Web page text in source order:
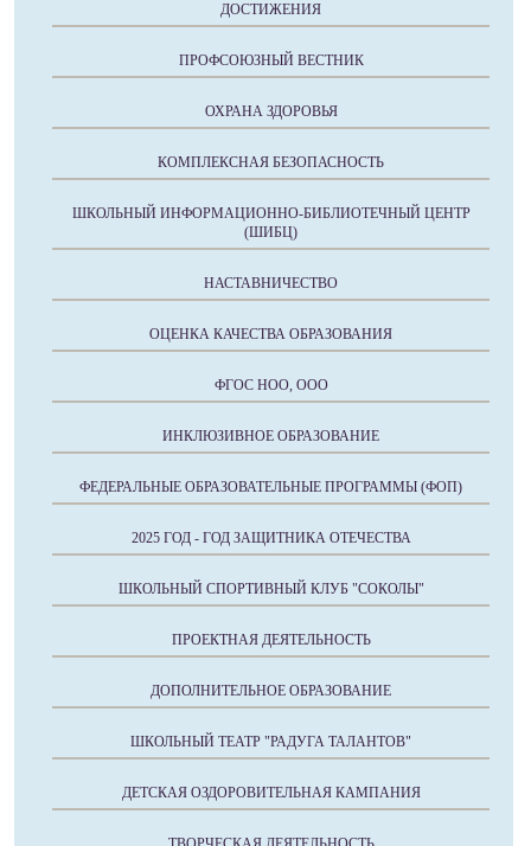
ДОСТИЖЕНИЯ
ПРОФСОЮЗНЫЙ ВЕСТНИК
ОХРАНА ЗДОРОВЬЯ
КОМПЛЕКСНАЯ БЕЗОПАСНОСТЬ
ШКОЛЬНЫЙ ИНФОРМАЦИОННО-БИБЛИОТЕЧНЫЙ ЦЕНТР
(ШИБЦ)
НАСТАВНИЧЕСТВО
ОЦЕНКА КАЧЕСТВА ОБРАЗОВАНИЯ
ФГОС НОО, ООО
ИНКЛЮЗИВНОЕ ОБРАЗОВАНИЕ
ФЕДЕРАЛЬНЫЕ ОБРАЗОВАТЕЛЬНЫЕ ПРОГРАММЫ (ФОП)
2025 ГОД - ГОД ЗАЩИТНИКА ОТЕЧЕСТВА
ШКОЛЬНЫЙ СПОРТИВНЫЙ КЛУБ "СОКОЛЫ"
ПРОЕКТНАЯ ДЕЯТЕЛЬНОСТЬ
ДОПОЛНИТЕЛЬНОЕ ОБРАЗОВАНИЕ
ШКОЛЬНЫЙ ТЕАТР "РАДУГА ТАЛАНТОВ"
ДЕТСКАЯ ОЗДОРОВИТЕЛЬНАЯ КАМПАНИЯ